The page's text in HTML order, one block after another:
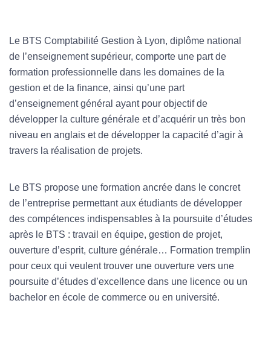
Le BTS Comptabilité Gestion à Lyon, diplôme national
de l’enseignement supérieur, comporte une part de
formation professionnelle dans les domaines de la
gestion et de la finance, ainsi qu’une part
d’enseignement général ayant pour objectif de
développer la culture générale et d’acquérir un très bon
niveau en anglais et de développer la capacité d’agir à
travers la réalisation de projets.
Le BTS propose une formation ancrée dans le concret
de l’entreprise permettant aux étudiants de développer
des compétences indispensables à la poursuite d’études
après le BTS : travail en équipe, gestion de projet,
ouverture d’esprit, culture générale… Formation tremplin
pour ceux qui veulent trouver une ouverture vers une
poursuite d’études d’excellence dans une licence ou un
bachelor en école de commerce ou en université.